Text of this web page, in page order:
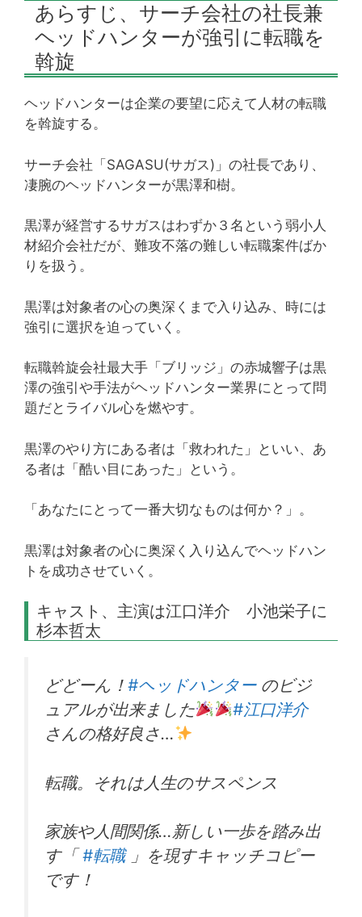
あらすじ、サーチ会社の社長兼
ヘッドハンターが強引に転職を
斡旋
ヘッドハンターは企業の要望に応えて人材の転職
を斡旋する。
サーチ会社「SAGASU(サガス)」の社長であり、
凄腕のヘッドハンターが黒澤和樹。
黒澤が経営するサガスはわずか３名という弱小人
材紹介会社だが、難攻不落の難しい転職案件ばか
りを扱う。
黒澤は対象者の心の奥深くまで入り込み、時には
強引に選択を迫っていく。
転職斡旋会社最大手「ブリッジ」の赤城響子は黒
澤の強引や手法がヘッドハンター業界にとって問
題だとライバル心を燃やす。
黒澤のやり方にある者は「救われた」といい、あ
る者は「酷い目にあった」という。
「あなたにとって一番大切なものは何か？」。
黒澤は対象者の心に奥深く入り込んでヘッドハン
トを成功させていく。
キャスト、主演は江口洋介 小池栄子に
杉本哲太
どどーん！ #ヘッドハンターのビジ
ュアルが出来ました
#江口洋介
さんの格好良さ…
転職。それは人生のサスペンス
家族や人間関係…新しい一歩を踏み出
す「#転職」を現すキャッチコピー
です！